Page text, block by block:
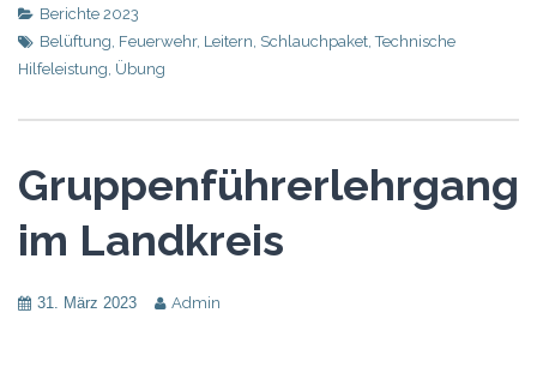
Berichte 2023
Belüftung Feuerwehr, Leitern Schlauchpaket ,Technische
Hilfeleistung Übung
Gruppenführerlehrgang
im Landkreis
31. März 2023 Admin